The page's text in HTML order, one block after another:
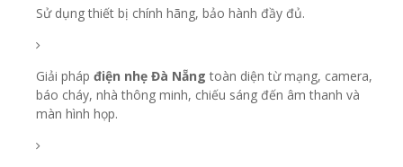
Sử dụng thiết bị chính hãng, bảo hành đầy đủ.
Giải pháp điện nhẹ Đà Nẵng toàn diện từ mạng, camera,
báo cháy, nhà thông minh, chiếu sáng đến âm thanh và
màn hình họp.